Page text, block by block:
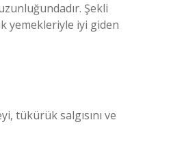
Şekli
yemekleriyle iyi giden
tükürük salgısını ve